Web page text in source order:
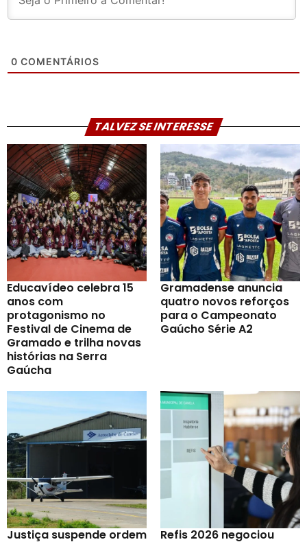
0 COMENTÁRIOS
TALVEZ SE INTERESSE
Educavídeo celebra 15
anos com
protagonismo no
Festival de Cinema de
Gramado e trilha novas
histórias na Serra
Gaúcha
Gramadense anuncia
quatro novos reforços
para o Campeonato
Gaúcho Série A2
Justiça suspende ordem
Refis 2026 negociou